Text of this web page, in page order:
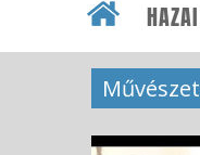
HAZAI
Művészet